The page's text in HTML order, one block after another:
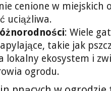
cenione w miejskich
uciążliwa.
: Wiele
takie jak
lokalny ekosystem i
ogrodu.